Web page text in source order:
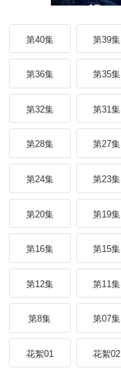
第40集 第39集
第36集 第35集
第32集 第31集
第28集 第27集
第24集 第23集
第20集 第19集
第16集 第15集
第12集 第11集
第8集 第07集
花絮01 花絮02